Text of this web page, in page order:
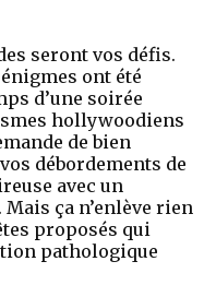
seront vos défis.
ont été
d’une soirée
hollywoodiens
de bien
débordements de
avec un
ça n’enlève rien
proposés qui
pathologique